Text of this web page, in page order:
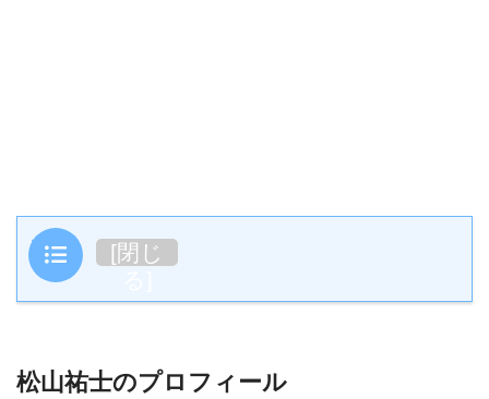
目次 [閉じ
松山祐士のプロフィール